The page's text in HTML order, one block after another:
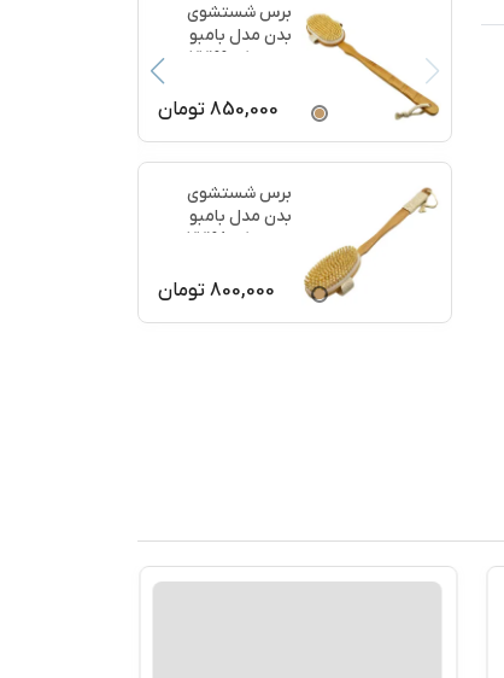
برس شستشوی
بدن مدل بامبو
ماساژ کد 77199
850,000 تومان
برس شستشوی
بدن مدل بامبو
ماساژ کد 77198
800,000 تومان